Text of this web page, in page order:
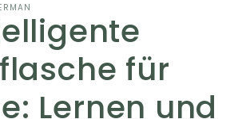
für
Lernen und